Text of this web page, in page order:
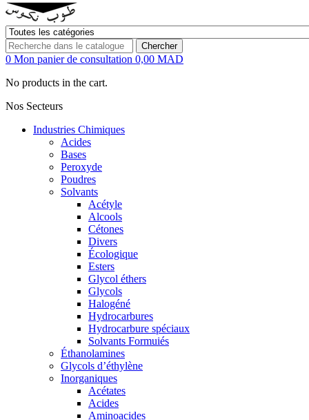
Chercher
0 Mon panier de consultation 0,00 MAD
No products in the cart.
Nos Secteurs
Industries Chimiques
Acides
Bases
Peroxyde
Poudres
Solvants
Acétyle
Alcools
Cétones
Divers
Écologique
Esters
Glycol éthers
Glycols
Halogéné
Hydrocarbures
Hydrocarbure spéciaux
Solvants Formuiés
Éthanolamines
Glycols d’éthylène
Inorganiques
Acétates
Acides
Aminoacides